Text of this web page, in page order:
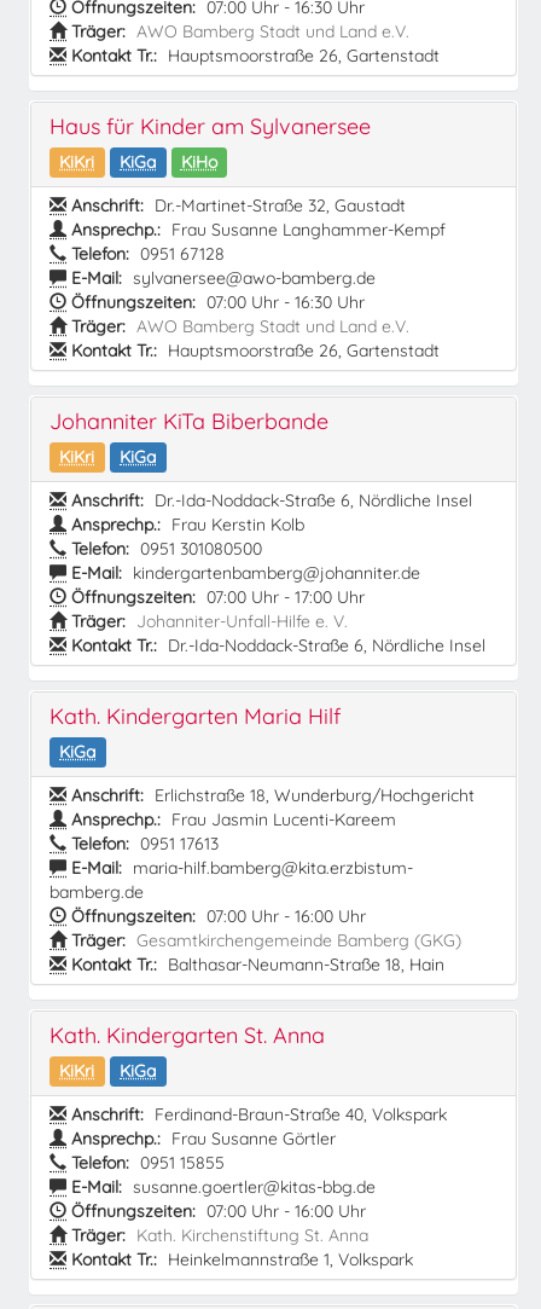
Öffnungszeiten: 07:00 Uhr - 16:30 Uhr
Träger: AWO Bamberg Stadt und Land e.V.
Kontakt Tr.: Hauptsmoorstraße 26, Gartenstadt
Haus für Kinder am Sylvanersee
KiKri KiGa
KiHo
Anschrift: Dr.-Martinet-Straße 32, Gaustadt
Ansprechp.: Frau Susanne Langhammer-Kempf
Telefon: 0951 67128
E-Mail: sylvanersee@awo-bamberg.de
Öffnungszeiten: 07:00 Uhr - 16:30 Uhr
Träger: AWO Bamberg Stadt und Land e.V.
Kontakt Tr.: Hauptsmoorstraße 26, Gartenstadt
Johanniter KiTa Biberbande
KiKri
KiGa
Anschrift: Dr.-Ida-Noddack-Straße 6, Nördliche Insel
Ansprechp.: Frau Kerstin Kolb
Telefon: 0951 301080500
E-Mail: kindergartenbamberg@johanniter.de
Öffnungszeiten: 07:00 Uhr - 17:00 Uhr
Träger: Johanniter-Unfall-Hilfe e. V.
Kontakt Tr.: Dr.-Ida-Noddack-Straße 6, Nördliche Insel
Kath. Kindergarten Maria Hilf
KiGa
Anschrift: Erlichstraße 18, Wunderburg/Hochgericht
Ansprechp.: Frau Jasmin Lucenti-Kareem
Telefon: 0951 17613
E-Mail: maria-hilf.bamberg@kita.erzbistum-
bamberg.de
Öffnungszeiten: 07:00 Uhr - 16:00 Uhr
Träger: Gesamtkirchengemeinde Bamberg (GKG)
Kontakt Tr.: Balthasar-Neumann-Straße 18, Hain
Kath. Kindergarten St. Anna
KiKri
KiGa
Anschrift: Ferdinand-Braun-Straße 40, Volkspark
Ansprechp.: Frau Susanne Görtler
Telefon: 0951 15855
E-Mail: susanne.goertler@kitas-bbg.de
Öffnungszeiten: 07:00 Uhr - 16:00 Uhr
Träger: Kath. Kirchenstiftung St. Anna
Kontakt Tr.: Heinkelmannstraße 1, Volkspark